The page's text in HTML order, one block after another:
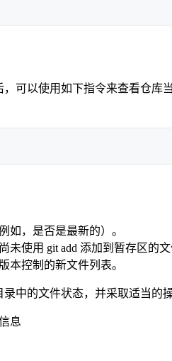
可以使用如下指令来查看仓库
如，是否是最新的）。
未使用 git add 添加到暂存区的文
本控制的新文件列表。
中的文件状态，并采取适当的操
息